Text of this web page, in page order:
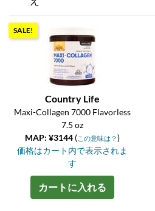
SALE!
Country Life
Maxi-Collagen 7000 Flavorless
7.5 oz
MAP: ¥3144 (この意味は？)
価格はカート内で表示されま
す
カートに入れる